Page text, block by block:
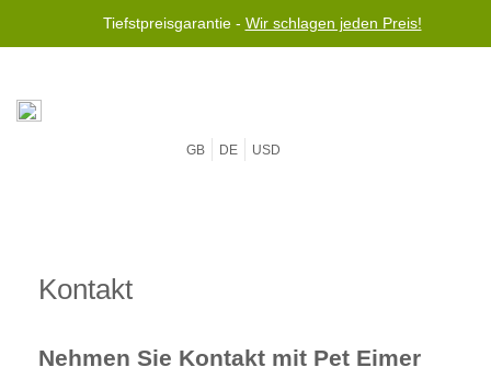
Tiefstpreisgarantie - Wir schlagen jeden Preis!
GB DE USD
Kontakt
Nehmen Sie Kontakt mit Pet Eimer